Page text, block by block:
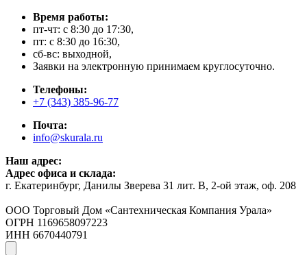
Время работы:
пт-чт: с 8:30 до 17:30,
пт: с 8:30 до 16:30,
сб-вс: выходной,
Заявки на электронную принимаем круглосуточно.
Телефоны:
+7 (343) 385-96-77
Почта:
info@skurala.ru
Наш адрес:
Адрес офиса и склада:
г. Екатеринбург, Данилы Зверева 31 лит. В, 2-ой этаж, оф. 208
ООО Торговый Дом «Сантехническая Компания Урала»
ОГРН 1169658097223
ИНН 6670440791